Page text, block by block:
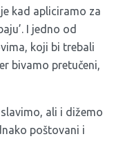
kad apliciramo za
I jedno od
koji bi trebali
bivamo pretučeni,
ali i dižemo
poštovani i